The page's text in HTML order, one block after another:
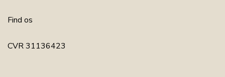
Find os
CVR 31136423